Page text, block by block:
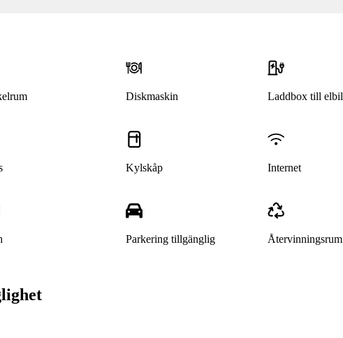
Diskmaskin Laddbox till elbil
Kylskåp Internet
Parkering tillgänglig Återvinningsrum